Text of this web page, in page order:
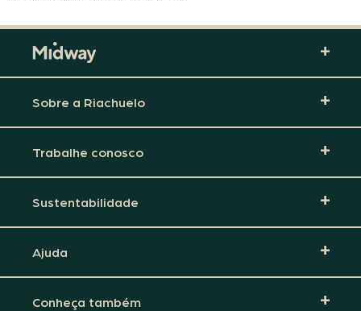
Sobre a Riachuelo
Trabalhe conosco
Sustentabilidade
Ajuda
Conheça também